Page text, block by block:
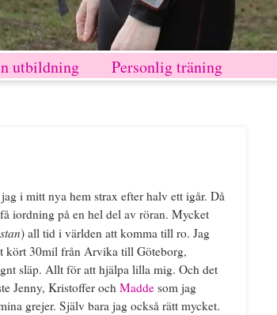
utbildning Personlig träning
i mitt nya hem strax efter halv ett igår. Då
iordning på en hel del av röran. Mycket
) all tid i världen att komma till ro. Jag
kört 30mil från Arvika till Göteborg,
släp. Allt för att hjälpa lilla mig. Och det
Jenny, Kristoffer och Madde som jag
grejer. Själv bara jag också rätt mycket.